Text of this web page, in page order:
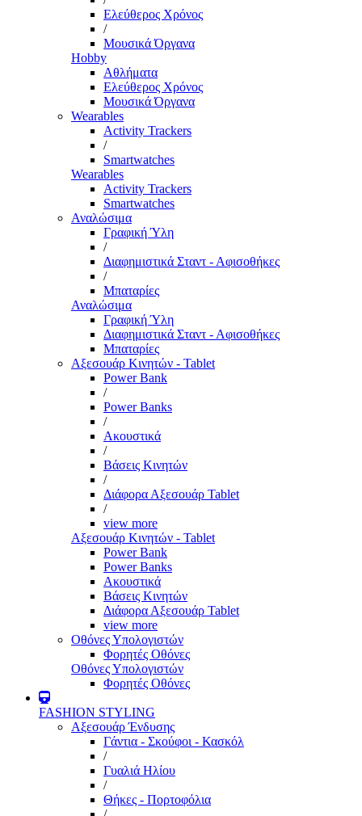
Ελεύθερος Χρόνος
/
Μουσικά Όργανα
Hobby
Αθλήματα
Ελεύθερος Χρόνος
Μουσικά Όργανα
Wearables
Activity Trackers
/
Smartwatches
Wearables
Activity Trackers
Smartwatches
Αναλώσιμα
Γραφική Ύλη
/
Διαφημιστικά Σταντ - Αφισοθήκες
/
Μπαταρίες
Αναλώσιμα
Γραφική Ύλη
Διαφημιστικά Σταντ - Αφισοθήκες
Μπαταρίες
Αξεσουάρ Κινητών - Tablet
Power Bank
/
Power Banks
/
Ακουστικά
/
Βάσεις Κινητών
/
Διάφορα Αξεσουάρ Tablet
/
view more
Αξεσουάρ Κινητών - Tablet
Power Bank
Power Banks
Ακουστικά
Βάσεις Κινητών
Διάφορα Αξεσουάρ Tablet
view more
Οθόνες Υπολογιστών
Φορητές Οθόνες
Οθόνες Υπολογιστών
Φορητές Οθόνες
FASHION STYLING
Αξεσουάρ Ένδυσης
Γάντια - Σκούφοι - Κασκόλ
/
Γυαλιά Ηλίου
/
Θήκες - Πορτοφόλια